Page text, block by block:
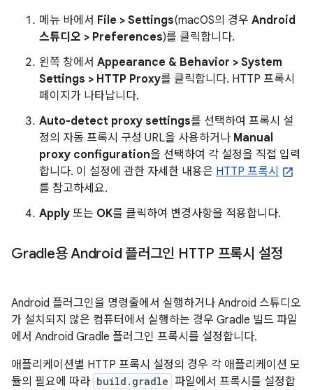
메뉴 바에서 File > Settings(macOS의 경우 Android
스튜디오 > Preferences)를 클릭합니다.
왼쪽 창에서 Appearance & Behavior > System
Settings > HTTP Proxy를 클릭합니다. HTTP 프록시
페이지가 나타납니다.
Auto-detect proxy settings를 선택하여 프록시 설
정의 자동 프록시 구성 URL을 사용하거나 Manual
proxy configuration을 선택하여 각 설정을 직접 입력
합니다. 이 설정에 관한 자세한 내용은 HTTP 프록시
를 참고하세요.
Apply 또는 OK를 클릭하여 변경사항을 적용합니다.
Gradle용 Android 플러그인 HTTP 프록시 설정
Android 플러그인을 명령줄에서 실행하거나 Android 스튜디오
가 설치되지 않은 컴퓨터에서 실행하는 경우 Gradle 빌드 파일
에서 Android Gradle 플러그인 프록시를 설정합니다.
애플리케이션별 HTTP 프록시 설정의 경우 각 애플리케이션 모
듈의 필요에 따라 build.gradle 파일에서 프록시를 설정합